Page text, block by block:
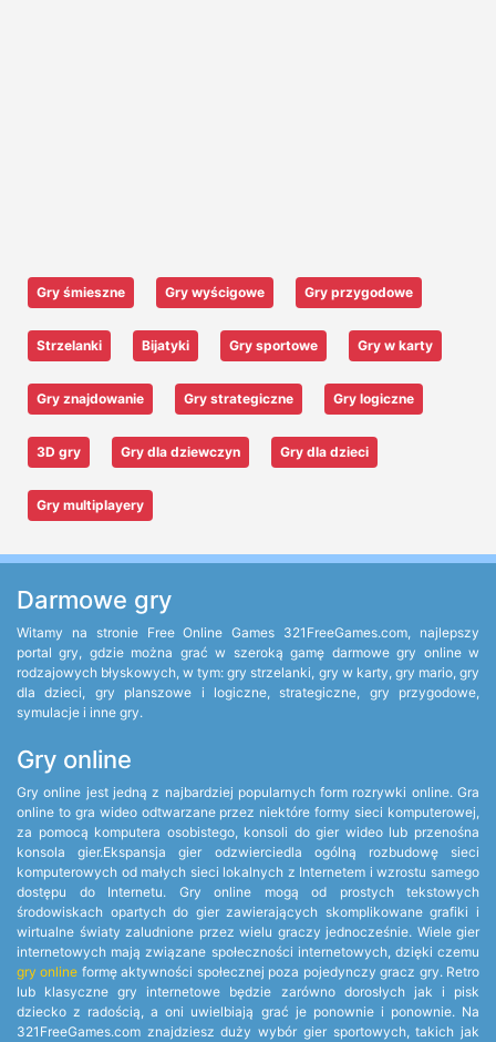
Gry śmieszne Gry wyścigowe Gry przygodowe
Strzelanki Bijatyki Gry sportowe Gry w karty
Gry znajdowanie Gry strategiczne Gry logiczne
3D gry Gry dla dziewczyn Gry dla dzieci
Gry multiplayery
Darmowe gry
Witamy na stronie Free Online Games 321FreeGames.com, najlepszy
portal gry, gdzie można grać w szeroką gamę darmowe gry online w
rodzajowych błyskowych, w tym: gry strzelanki, gry w karty, gry mario, gry
dla dzieci, gry planszowe i logiczne, strategiczne, gry przygodowe,
symulacje i inne gry.
Gry online
Gry online jest jedną z najbardziej popularnych form rozrywki online. Gra
online to gra wideo odtwarzane przez niektóre formy sieci komputerowej,
za pomocą komputera osobistego, konsoli do gier wideo lub przenośna
konsola gier.Ekspansja gier odzwierciedla ogólną rozbudowę sieci
komputerowych od małych sieci lokalnych z Internetem i wzrostu samego
dostępu do Internetu. Gry online mogą od prostych tekstowych
środowiskach opartych do gier zawierających skomplikowane grafiki i
wirtualne światy zaludnione przez wielu graczy jednocześnie. Wiele gier
internetowych mają związane społeczności internetowych, dzięki czemu
gry online formę aktywności społecznej poza pojedynczy gracz gry. Retro
lub klasyczne gry internetowe będzie zarówno dorosłych jak i pisk
dziecko z radością, a oni uwielbiają grać je ponownie i ponownie. Na
321FreeGames.com znajdziesz duży wybór gier sportowych, takich jak